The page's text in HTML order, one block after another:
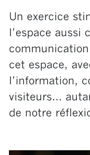
Un exercice
l’espace
cet espace,
l’information,
visiteurs…
de notre